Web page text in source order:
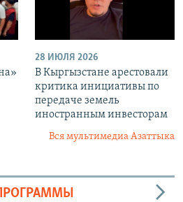
28 ИЮЛЯ 2026
В Кыргызстане арестовали
критика инициативы по
передаче земель
иностранным инвесторам
Вся мультимедиа Азаттыка